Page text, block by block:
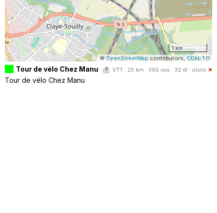
1 km
©OpenStreetMap contributors, ODbL 1.0
Tour de vélo Chez Manu VTT · 25 km · 365 vus · 32 dl · ololo
Tour de vélo Chez Manu